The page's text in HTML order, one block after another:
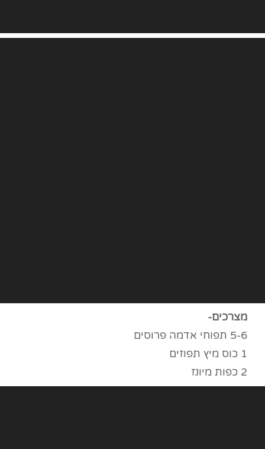
מצרכים-
5-6 תפוחי אדמה פרוסים
1 כוס מיץ תפוזים
2 כפות מיונז